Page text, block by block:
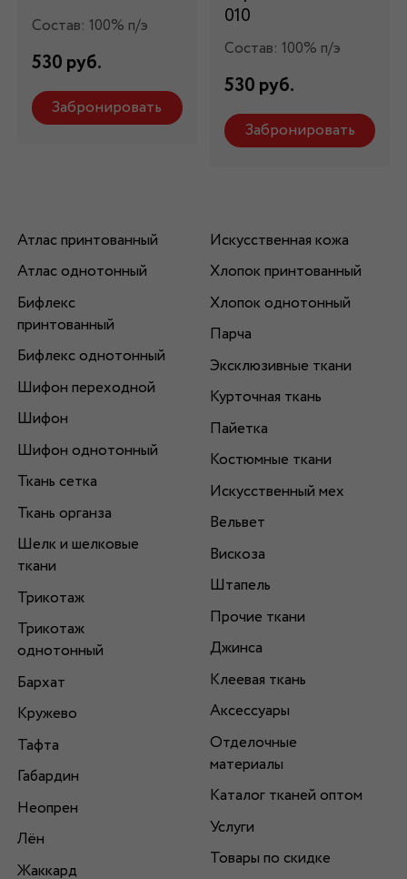
Состав: 100% п/э
530 руб.
Забронировать
010
Состав: 100% п/э
530 руб.
Забронировать
Атлас принтованный
Атлас однотонный
Бифлекс
принтованный
Бифлекс однотонный
Шифон переходной
Шифон
Шифон однотонный
Ткань сетка
Ткань органза
Шелк и шелковые
ткани
Трикотаж
Трикотаж
однотонный
Бархат
Кружево
Тафта
Габардин
Неопрен
Лён
Жаккард
Искусственная кожа
Хлопок принтованный
Хлопок однотонный
Парча
Эксклюзивные ткани
Курточная ткань
Пайетка
Костюмные ткани
Искусственный мех
Вельвет
Вискоза
Штапель
Прочие ткани
Джинса
Клеевая ткань
Аксессуары
Отделочные
материалы
Каталог тканей оптом
Услуги
Товары по скидке